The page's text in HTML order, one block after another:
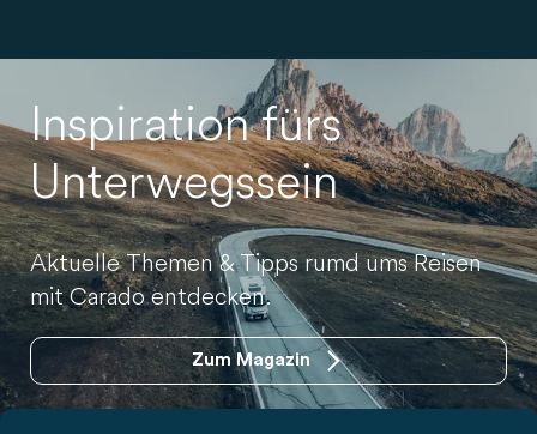
Inspiration fürs
Unterwegssein
Aktuelle Themen & Tipps rumd ums Reisen
mit Carado entdecken.
Zum Magazin